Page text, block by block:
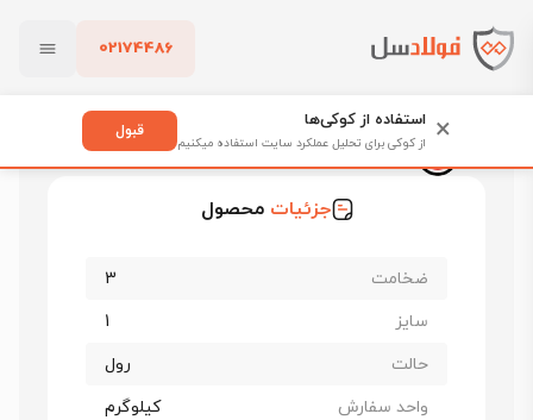
02174486
پاک کردن
فولادسل
ورق گالوانیزه چینی ضخامت 3 عرض 1000
جزئیات محصول
ضخامت
3
سایز
1
حالت
رول
واحد سفارش
کیلوگرم
× استفاده از کوکی‌ها
از کوکی برای تحلیل عملکرد سایت استفاده میکنیم
قبول